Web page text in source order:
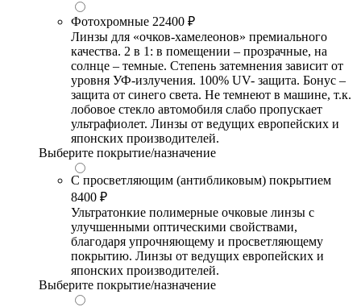
Фотохромные 22400 ₽
Линзы для «очков-хамелеонов» премиального
качества. 2 в 1: в помещении – прозрачные, на
солнце – темные. Степень затемнения зависит от
уровня УФ-излучения. 100% UV- защита. Бонус –
защита от синего света. Не темнеют в машине, т.к.
лобовое стекло автомобиля слабо пропускает
ультрафиолет. Линзы от ведущих европейских и
японских производителей.
Выберите покрытие/назначение
С просветляющим (антибликовым) покрытием
8400 ₽
Ультратонкие полимерные очковые линзы с
улучшенными оптическими свойствами,
благодаря упрочняющему и просветляющему
покрытию. Линзы от ведущих европейских и
японских производителей.
Выберите покрытие/назначение